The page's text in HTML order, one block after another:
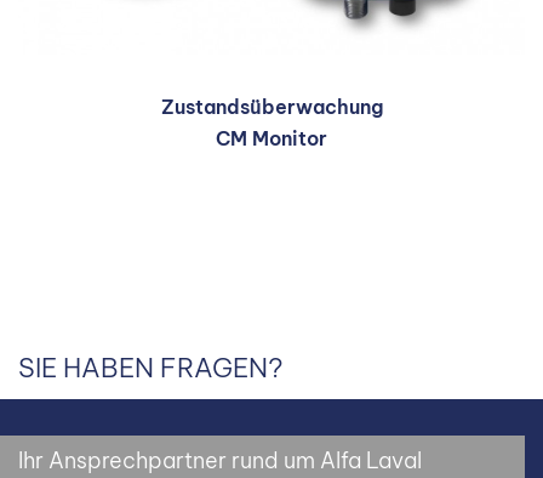
Zustandsüberwachung
CM Monitor
SIE HABEN FRAGEN?
Ihr Ansprechpartner rund um Alfa Laval